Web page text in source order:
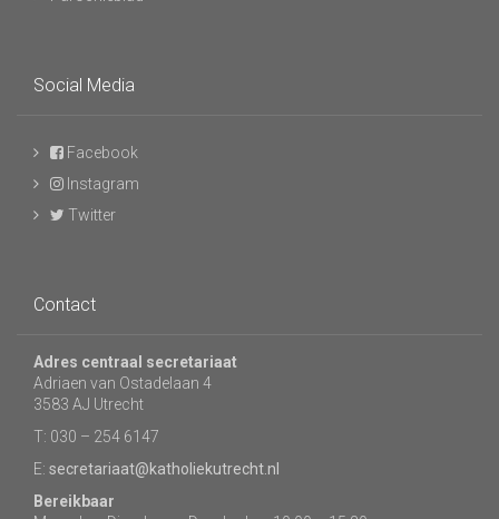
Social Media
Facebook
Instagram
Twitter
Contact
Adres centraal secretariaat
Adriaen van Ostadelaan 4
3583 AJ Utrecht
T: 030 – 254 6147
E: secretariaat@katholiekutrecht.nl
Bereikbaar